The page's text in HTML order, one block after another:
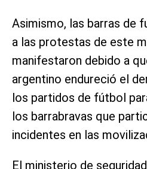
Asimismo, las barras de
a las protestas de este
manifestaron debido a
argentino endureció el
los partidos de fútbol
los barrabravas que
incidentes en las
El ministerio de